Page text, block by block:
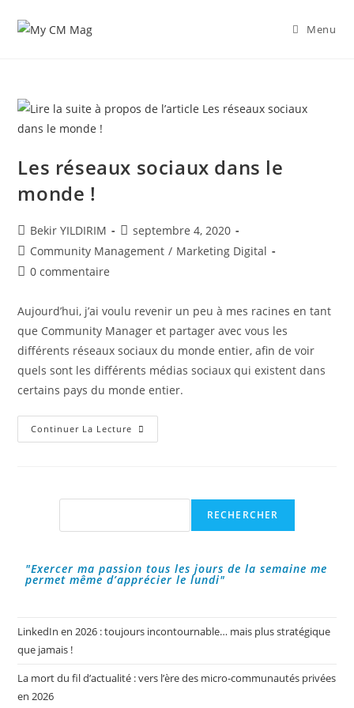
Menu
Les réseaux sociaux dans le
monde !
Auteur/autrice
de
la
publication :
Bekir YILDIRIM
Publication
publiée :
septembre 4, 2020
Post
category:
Community Management / Marketing Digital
Commentaires
la
publication :
0 commentaire
Aujourd’hui, j’ai voulu revenir un peu à mes racines en tant
que Community Manager et partager avec vous les
différents réseaux sociaux du monde entier, afin de voir
quels sont les différents médias sociaux qui existent dans
certains pays du monde entier.
Continuer La Lecture Les
Réseaux
!
Rechercher
RECHERCHER
"Exercer ma passion tous les jours de la semaine me
permet même d’apprécier le lundi"
LinkedIn en 2026 : toujours incontournable… mais plus stratégique
que jamais !
La mort du fil d’actualité : vers l’ère des micro-communautés privées
en 2026